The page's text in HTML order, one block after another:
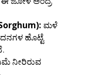
ಮಳೆ
ದನಗಳ ಹೊಟ್ಟೆ
ನೀರಿರುವ